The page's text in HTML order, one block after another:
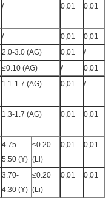
/ 0,01 0,01
/ 0,01 0,01
2.0-3.0 (AG) 0,01 /
≤0.10 (AG) / 0,01
1.1-1.7 (AG) 0,01 /
1.3-1.7 (AG) 0,01 0,01
4.75-
5.50 (Y)
≤0.20
(Li)
0,01 0,01
3.70-
4.30 (Y)
≤0.20
(Li)
0,01 0,01